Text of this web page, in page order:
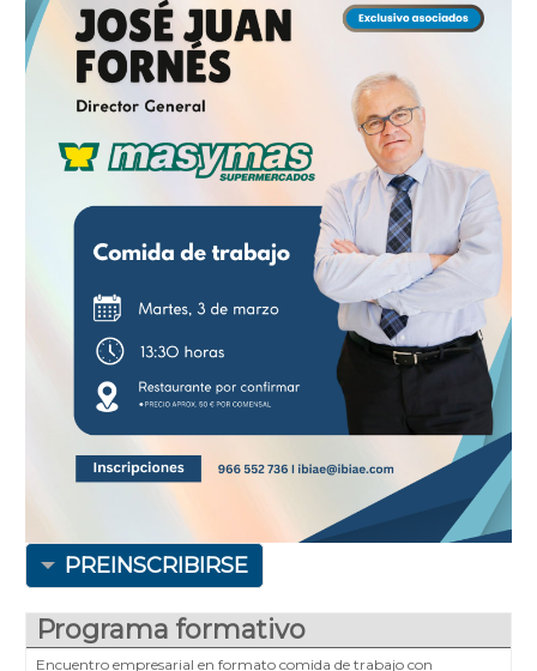
PREINSCRIBIRSE
Programa formativo
Encuentro empresarial en formato comida de trabajo con